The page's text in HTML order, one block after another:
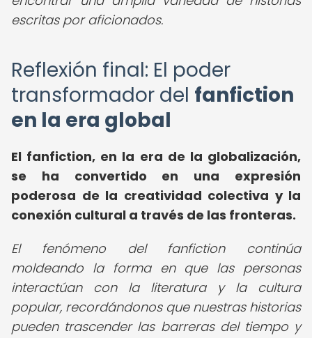
escritas por aficionados.
Reflexión final: El poder
transformador del fanfiction
en la era global
El fanfiction, en la era de la globalización,
se ha convertido en una expresión
poderosa de la creatividad colectiva y la
conexión cultural a través de las fronteras.
El fenómeno del fanfiction continúa
moldeando la forma en que las personas
interactúan con la literatura y la cultura
popular, recordándonos que nuestras historias
pueden trascender las barreras del tiempo y